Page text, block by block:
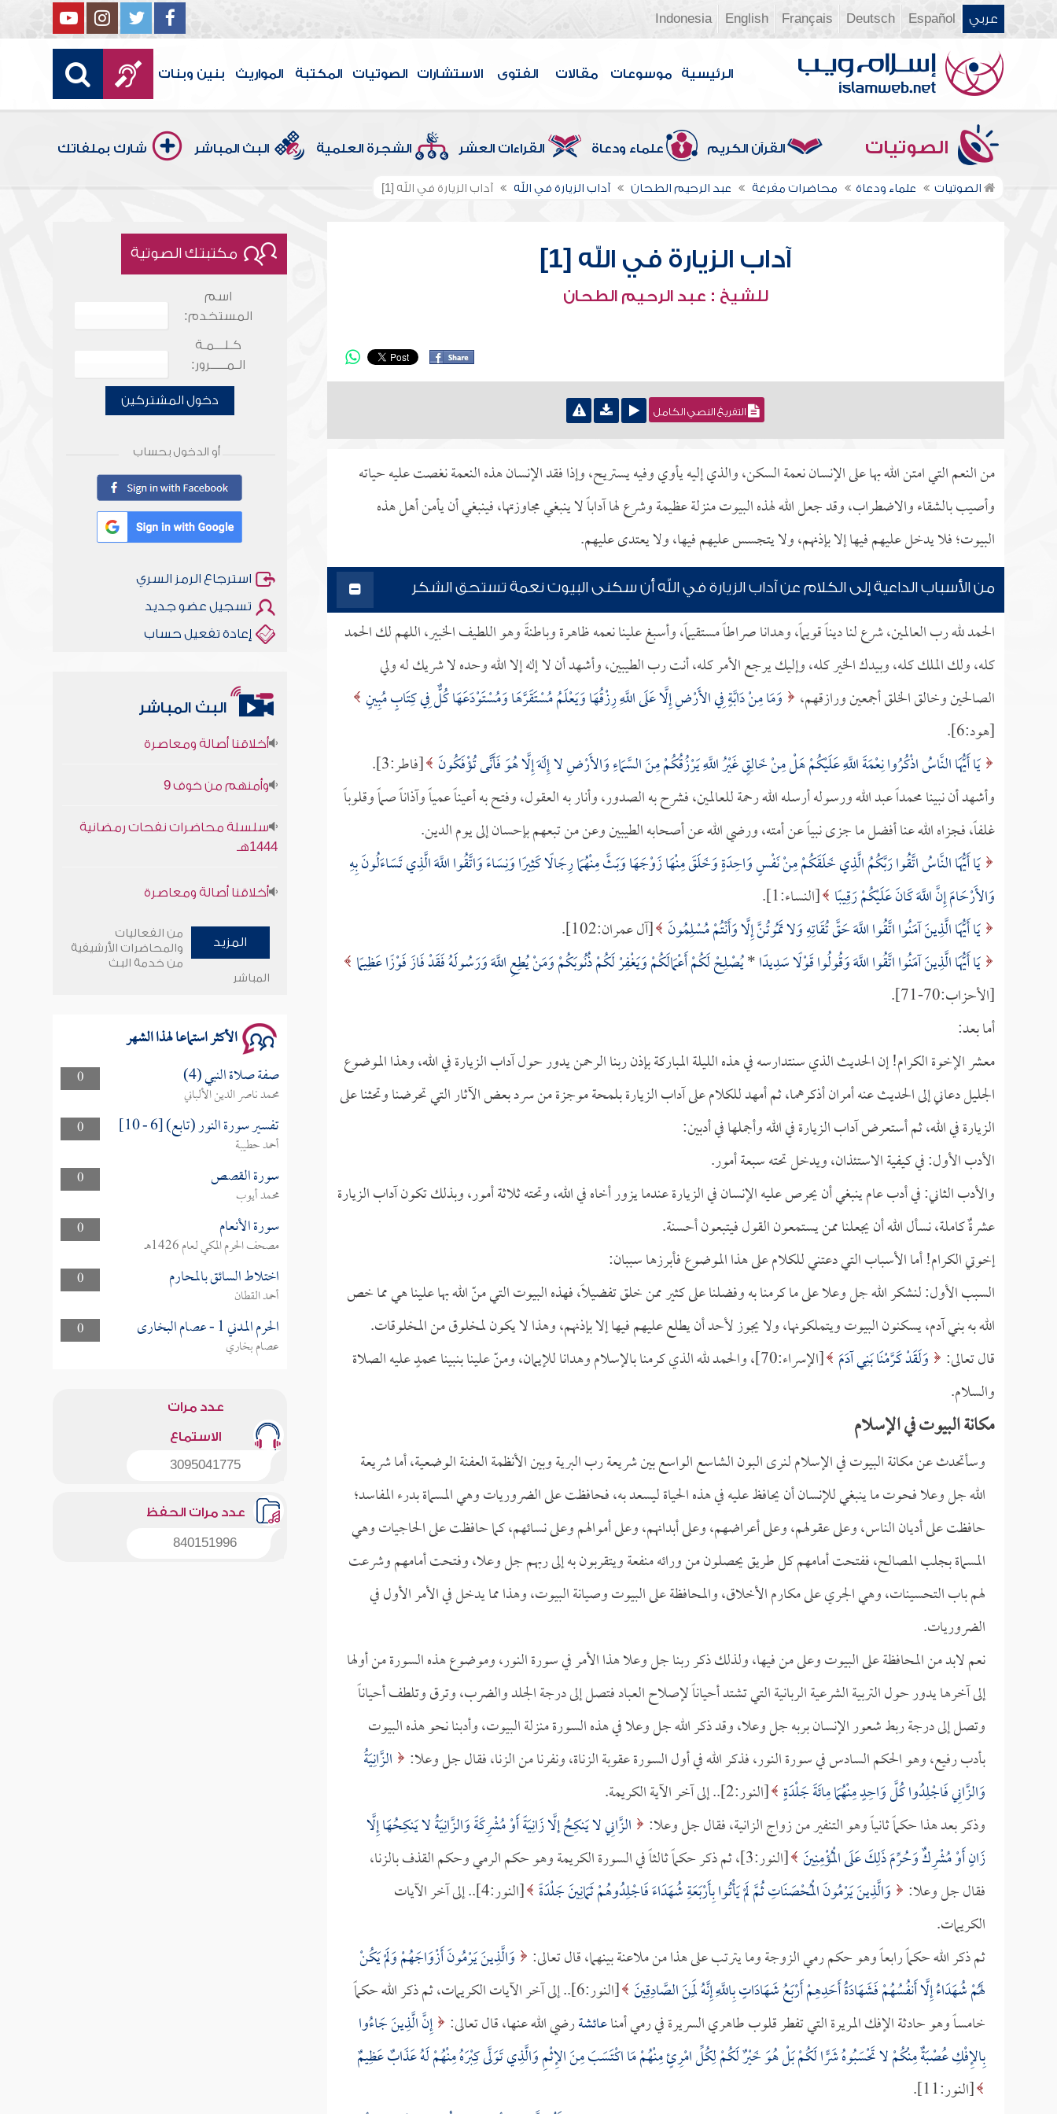
عربي Español
Deutsch
Français
English
Indonesia
الرئيسية موسوعات مقالات الفتوى الاستشارات الصوتيات المكتبة المواريث بنين وبنات
الصوتيات القرآن الكريم علماء ودعاة القراءات العشر الشجرة العلمية البث المباشر شارك بملفاتك
الصوتيات علماء ودعاة محاضرات مفرغة عبد الرحيم الطحان آداب الزيارة في الله آداب الزيارة في الله [1]
آداب الزيارة في الله [1]
للشيخ : عبد الرحيم الطحان
التفريغ النصي الكامل
من النعم التي امتن الله بها على الإنسان نعمة السكن، والذي إليه يأوي وفيه يستريح، وإذا فقد الإنسان هذه النعمة نغصت عليه حياته
وأصيب بالشقاء والاضطراب، وقد جعل الله لهذه البيوت منزلة عظيمة وشرع لها آداباً لا ينبغي مجاوزتها، فينبغي أن يأمن أهل هذه
البيوت؛ فلا يدخل عليهم فيها إلا بإذنهم، ولا يتجسس عليهم فيها، ولا يعتدى عليهم.
من الأسباب الداعية إلى الكلام عن آداب الزيارة في الله أن سكنى البيوت نعمة تستحق الشكر
الحمد لله رب العالمين، شرع لنا ديناً قويماً، وهدانا صراطاً مستقيماً، وأسبغ علينا نعمه ظاهرة وباطنةً وهو اللطيف الخبير، اللهم لك الحمد
كله، ولك الملك كله، وبيدك الخير كله، وإليك يرجع الأمر كله، أنت رب الطيبين، وأشهد أن لا إله إلا الله وحده لا شريك له ولي
الصالحين وخالق الخلق أجمعين ورازقهم،
وَمَا مِنْ دَابَّةٍ فِي الأَرْضِ إِلَّا عَلَى اللَّهِ رِزْقُهَا وَيَعْلَمُ مُسْتَقَرَّهَا وَمُسْتَوْدَعَهَا كُلٌّ فِي كِتَابٍ مُبِينٍ
[هود:6].
يَا أَيُّهَا النَّاسُ اذْكُرُوا نِعْمَةَ اللَّهِ عَلَيْكُمْ هَلْ مِنْ خَالِقٍ غَيْرُ اللَّهِ يَرْزُقُكُمْ مِنَ السَّمَاءِ وَالأَرْضِ لا إِلَهَ إِلَّا هُوَ فَأَنَّى تُؤْفَكُونَ [فاطر:3].
وأشهد أن نبينا محمداً عبد الله ورسوله أرسله الله رحمة للعالمين، فشرح به الصدور، وأنار به العقول، وفتح به أعيناً عمياً وآذاناً صماً وقلوباً
غلفاً، فجزاه الله عنا أفضل ما جزى نبياً عن أمته، ورضي الله عن أصحابه الطيبين وعن من تبعهم بإحسان إلى يوم الدين.
يَا أَيُّهَا النَّاسُ اتَّقُوا رَبَّكُمُ الَّذِي خَلَقَكُمْ مِنْ نَفْسٍ وَاحِدَةٍ وَخَلَقَ مِنْهَا زَوْجَهَا وَبَثَّ مِنْهُمَا رِجَالًا كَثِيرًا وَنِسَاءً وَاتَّقُوا اللَّهَ الَّذِي تَسَاءَلُونَ بِهِ
وَالأَرْحَامَ إِنَّ اللَّهَ كَانَ عَلَيْكُمْ رَقِيبًا [النساء:1].
يَا أَيُّهَا الَّذِينَ آمَنُوا اتَّقُوا اللَّهَ حَقَّ تُقَاتِهِ وَلا تَمُوتُنَّ إِلَّا وَأَنْتُمْ مُسْلِمُونَ [آل عمران:102].
يَا أَيُّهَا الَّذِينَ آمَنُوا اتَّقُوا اللَّهَ وَقُولُوا قَوْلًا سَدِيدًا*يُصْلِحْ لَكُمْ أَعْمَالَكُمْ وَيَغْفِرْ لَكُمْ ذُنُوبَكُمْ وَمَنْ يُطِعِ اللَّهَ وَرَسُولَهُ فَقَدْ فَازَ فَوْزًا عَظِيمًا
[الأحزاب:70-71].
أما بعد:
معشر الإخوة الكرام! إن الحديث الذي سنتدارسه في هذه الليلة المباركة بإذن ربنا الرحمن يدور حول آداب الزيارة في الله، وهذا الموضوع
الجليل دعاني إلى الحديث عنه أمران أذكرهما، ثم أمهد للكلام على آداب الزيارة بلمحة موجزة من سرد بعض الآثار التي تحرضنا وتحثنا على
الزيارة في الله، ثم أستعرض آداب الزيارة في الله وأجملها في أدبين:
الأدب الأول: في كيفية الاستئذان، ويدخل تحته سبعة أمور.
والأدب الثاني: في أدب عام ينبغي أن يحرص عليه الإنسان في الزيارة عندما يزور أخاه في الله، وتحته ثلاثة أمور، وبذلك تكون آداب الزيارة
عشرةٌ كاملة، نسأل الله أن يجعلنا ممن يستمعون القول فيتبعون أحسنة.
إخوتي الكرام! أما الأسباب التي دعتني للكلام على هذا الموضوع فأبرزها سببان:
السبب الأول: لنشكر الله جل وعلا على ما كرمنا به وفضلنا على كثير ممن خلق تفضيلاً، فهذه البيوت التي منّ الله بها علينا هي مما خص
الله به بني آدم، يسكنون البيوت ويتملكونها، ولا يجوز لأحد أن يطلع عليهم فيها إلا بإذنهم، وهذا لا يكون لمخلوق من المخلوقات.
قال تعالى:
وَلَقَدْ كَرَّمْنَا بَنِي آدَمَ
[الإسراء:70]، والحمد لله الذي كرمنا بالإسلام وهدانا للإيمان، ومنّ علينا بنبينا محمدٍ عليه الصلاة
والسلام.
مكانة البيوت في الإسلام
وسأتحدث عن مكانة البيوت في الإسلام لنرى البون الشاسع الواسع بين شريعة رب البرية وبين الأنظمة العفنة الوضعية، أما شريعة
الله جل وعلا فحوت ما ينبغي للإنسان أن يحافظ عليه في هذه الحياة ليسعد به، فحافظت على الضروريات وهي المسماة بدرء المفاسد؛
حافظت على أديان الناس، وعلى عقولهم، وعلى أعراضهم، وعلى أبدانهم، وعلى أموالهم وعلى نسائهم، كما حافظت على الحاجيات وهي
المسماة بجلب المصالح، ففتحت أمامهم كل طريق يحصلون من ورائه منفعة ويتقربون به إلى ربهم جل وعلا، وفتحت أمامهم وشرعت
لهم باب التحسينات، وهي الجري على مكارم الأخلاق، والمحافظة على البيوت وصيانة البيوت، وهذا مما يدخل في الأمر الأول في
الضروريات.
نعم لابد من المحافظة على البيوت وعلى من فيها، ولذلك ذكر ربنا جل وعلا هذا الأمر في سورة النور، وموضوع هذه السورة من أولها
إلى آخرها يدور حول التربية الشرعية الربانية التي تشتد أحياناً لإصلاح العباد فتصل إلى درجة الجلد والضرب، وترق وتلطف أحياناً
وتصل إلى درجة ربط شعور الإنسان بربه جل وعلا، وقد ذكر الله جل وعلا في هذه السورة منزلة البيوت، وأدبنا نحو هذه البيوت
بأدب رفيع، وهو الحكم السادس في سورة النور، فذكر الله في أول السورة عقوبة الزناة، ونفرنا من الزنا، فقال جل وعلا:
الزَّانِيَةُ
وَالزَّانِي فَاجْلِدُوا كُلَّ وَاحِدٍ مِنْهُمَا مِائَةَ جَلْدَةٍ [النور:2].. إلى آخر الآية الكريمة.
وذكر بعد هذا حكماً ثانياً وهو التنفير من زواج الزانية، فقال جل وعلا:
الزَّانِي لا يَنكِحُ إلَّا زَانِيَةً أَوْ مُشْرِكَةً وَالزَّانِيَةُ لا يَنكِحُهَا إِلَّا
زَانٍ أَوْ مُشْرِكٌ وَحُرِّمَ ذَلِكَ عَلَى الْمُؤْمِنِينَ
[النور:3]، ثم ذكر حكماً ثالثاً في السورة الكريمة وهو حكم الرمي وحكم القذف بالزنا،
فقال جل وعلا:
وَالَّذِينَ يَرْمُونَ الْمُحْصَنَاتِ ثُمَّ لَمْ يَأْتُوا بِأَرْبَعَةِ شُهَدَاءَ فَاجْلِدُوهُمْ ثَمَانِينَ جَلْدَةً
[النور:4].. إلى آخر الآيات
الكريمات.
ثم ذكر الله حكماً رابعاً وهو حكم رمي الزوجة وما يترتب على هذا من ملاعنة بينهما، قال تعالى:
وَالَّذِينَ يَرْمُونَ أَزْوَاجَهُمْ وَلَمْ يَكُنْ
لَهُمْ شُهَدَاءُ إِلَّا أَنفُسُهُمْ فَشَهَادَةُ أَحَدِهِمْ أَرْبَعُ شَهَادَاتٍ بِاللَّهِ إِنَّهُ لَمِنَ الصَّادِقِينَ
[النور:6].. إلى آخر الآيات الكريمات، ثم ذكر الله حكماً
خامساً وهو حادثة الإفك المريرة التي تفطر قلوب طاهري السريرة في رمي أمناعائشةرضي الله عنها، قال تعالى: إِنَّ الَّذِينَ جَاءُوا
بِالإِفْكِ عُصْبَةٌ مِنْكُمْ لا تَحْسَبُوهُ شَرًّا لَكُمْ بَلْ هُوَ خَيْرٌ لَكُمْ لِكُلِّ امْرِئٍ مِنْهُمْ مَا اكْتَسَبَ مِنَ الإِثْمِ وَالَّذِي تَوَلَّى كِبْرَهُ مِنْهُمْ لَهُ عَذَابٌ عَظِيمٌ
[النور:11].
مكتبتك الصوتية
اسم
المستخدم:
كـلـــمـة
الـمـــــرور:
دخول المشتركين
أو الدخول بحساب
استرجاع الرمز السري
تسجيل عضو جديد
إعادة تفعيل حساب
البث المباشر
أخلاقنا أصالة ومعاصرة
1444هـ
سلسلة محاضرات نفحات رمضانية
1444هـ
المزيد
من الفعاليات
والمحاضرات الأرشيفية
من خدمة البث
المباشر
الأكثر استماعا لهذا الشهر
0 صفة صلاة النبي (4)
محمد ناصر الدين الألباني
0
تفسير سورة النور (تابع) [6 - 10]
أحمد حطيبة
0
سورة القصص
محمد أيوب
0
سورة الأنعام
مصحف الحرم المكي لعام 1426هـ
0
اختلاط السائق بالمحارم
أحمد القطان
0
الحرم المدني 1 - عصام البخارى
عصام بخاري
عدد مرات
الاستماع
3095041775
عدد مرات الحفظ
840151996